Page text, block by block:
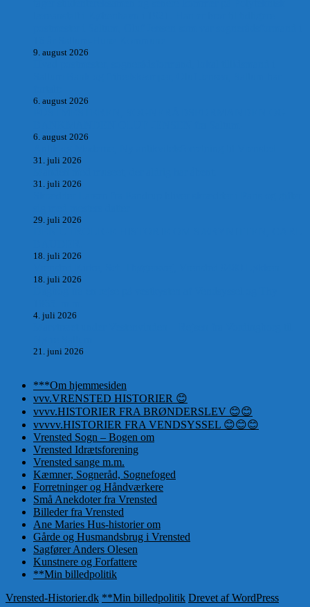
9. august 2026
6. august 2026
6. august 2026
31. juli 2026
31. juli 2026
29. juli 2026
18. juli 2026
18. juli 2026
4. juli 2026
21. juni 2026
***Om hjemmesiden
vvv.VRENSTED HISTORIER 😊
vvvv.HISTORIER FRA BRØNDERSLEV 😊😊
vvvvv.HISTORIER FRA VENDSYSSEL 😊😊😊
Vrensted Sogn – Bogen om
Vrensted Idrætsforening
Vrensted sange m.m.
Kæmner, Sogneråd, Sognefoged
Forretninger og Håndværkere
Små Anekdoter fra Vrensted
Billeder fra Vrensted
Ane Maries Hus-historier om
Gårde og Husmandsbrug i Vrensted
Sagfører Anders Olesen
Kunstnere og Forfattere
**Min billedpolitik
Vrensted-Historier.dk **Min billedpolitik Drevet af WordPress